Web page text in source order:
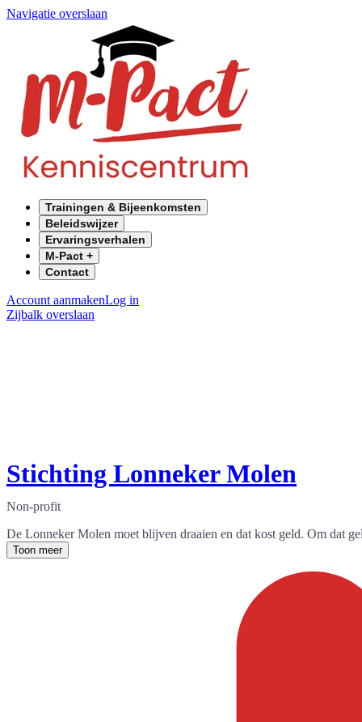
Navigatie overslaan
Trainingen & Bijeenkomsten
Beleidswijzer
Ervaringsverhalen
M-Pact +
Contact
Account aanmakenLog in
Zijbalk overslaan
Stichting Lonneker Molen
Non-profit
De Lonneker Molen moet blijven draaien en dat kost geld. Om dat
Toon meer